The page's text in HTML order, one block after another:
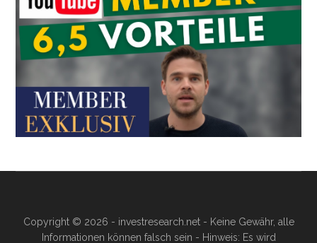
Copyright © 2026 - investresearch.net - Keine Gewähr, alle
Informationen können falsch sein - Hinweis: Es wird